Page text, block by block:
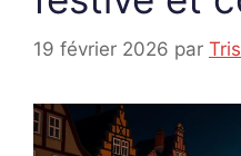
19 février 2026 par